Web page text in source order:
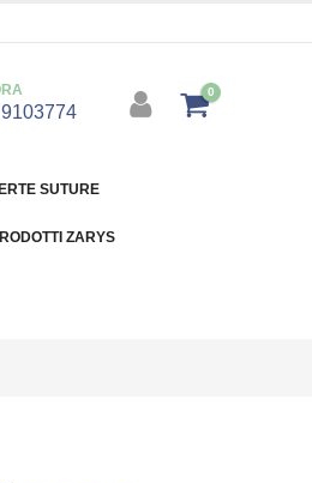
0
SUTURE
ZARYS